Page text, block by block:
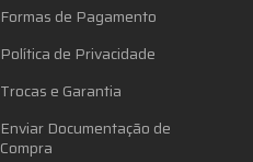
Formas de Pagamento
Política de Privacidade
Trocas e Garantia
Enviar Documentação de
Compra